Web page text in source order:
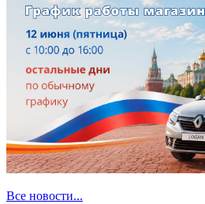
Все новости...